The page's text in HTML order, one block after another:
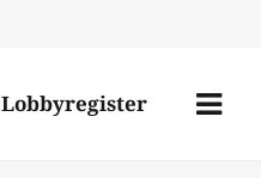
Lobbyregister
Menü